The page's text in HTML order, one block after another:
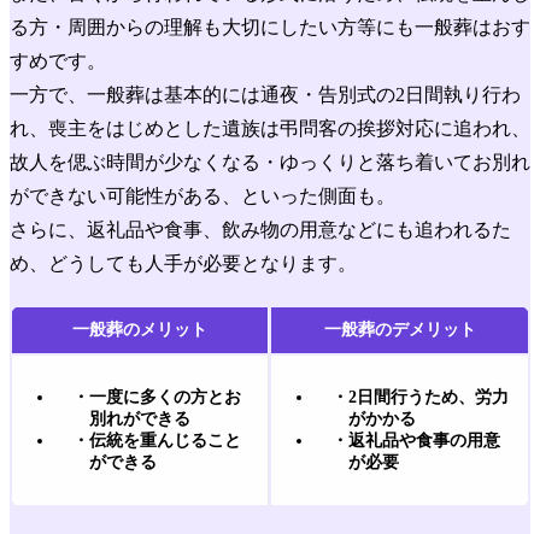
る方・周囲からの理解も大切にしたい方等にも一般葬はおす
すめです。
一方で、一般葬は基本的には通夜・告別式の2日間執り行わ
れ、喪主をはじめとした遺族は弔問客の挨拶対応に追われ、
故人を偲ぶ時間が少なくなる・ゆっくりと落ち着いてお別れ
ができない可能性がある、といった側面も。
さらに、返礼品や食事、飲み物の用意などにも追われるた
め、どうしても人手が必要となります。
一般葬のメリット 一般葬のデメリット
一度に多くの方とお
別れができる
伝統を重んじること
ができる
2日間行うため、労力
がかかる
返礼品や食事の用意
が必要